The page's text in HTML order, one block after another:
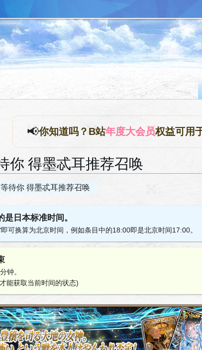
📢你知道吗？B站年度大会员权益可用
你 得墨忒耳推荐召唤
待你 得墨忒耳推荐召唤
日本标准时间。
即可换算为北京时间，例如条目中的18:00即是北京时间17:00。
钟。
能获取当前时间的状态)